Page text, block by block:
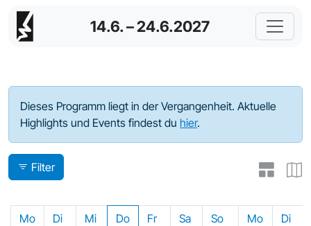
14.6. – 24.6.2027
Programm - 2022
Dieses Programm liegt in der Vergangenheit. Aktuelle
Highlights und Events findest du hier.
Filter
Mo
Di
Mi
Do
Fr
Sa
So
Mo
Di